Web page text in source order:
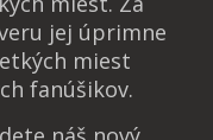
jej úprimne
miest
fanúšikov.